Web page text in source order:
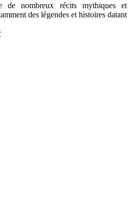
de nombreux récits mythiques et
des légendes et histoires datant